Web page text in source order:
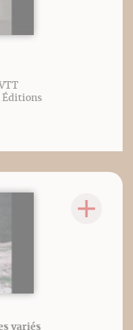
Éditions
variés